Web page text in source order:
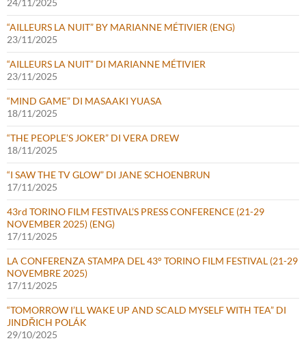
24/11/2025
“AILLEURS LA NUIT” BY MARIANNE MÉTIVIER (ENG)
23/11/2025
“AILLEURS LA NUIT” DI MARIANNE MÉTIVIER
23/11/2025
“MIND GAME” DI MASAAKI YUASA
18/11/2025
“THE PEOPLE’S JOKER” DI VERA DREW
18/11/2025
“I SAW THE TV GLOW” DI JANE SCHOENBRUN
17/11/2025
43rd TORINO FILM FESTIVAL’S PRESS CONFERENCE (21-29
NOVEMBER 2025) (ENG)
17/11/2025
LA CONFERENZA STAMPA DEL 43° TORINO FILM FESTIVAL (21-29
NOVEMBRE 2025)
17/11/2025
“TOMORROW I’LL WAKE UP AND SCALD MYSELF WITH TEA” DI
JINDŘICH POLÁK
29/10/2025